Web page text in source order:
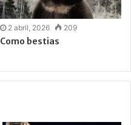
2 abril, 2026 209
Como bestias